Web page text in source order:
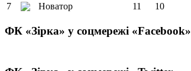
7
Новатор 11 10
ФК «Зірка» у соцмережі «Facebook»